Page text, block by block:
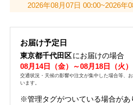
2026年08月07日 00:00~2026年
お届け予定日
東京都千代田区にお届けの場合
08月14日（金）～08月18日（火）
交通状況・天候の影響や注文が集中した場合等、
います。
※管理タグがついている場合があ